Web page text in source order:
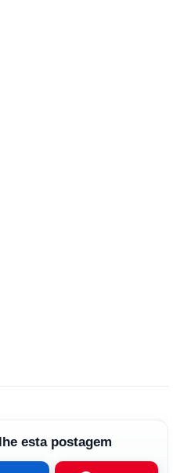
esta postagem